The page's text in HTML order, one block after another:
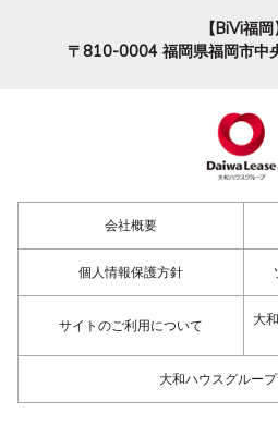
【BiVi福岡】
〒810-0004 福岡県福岡市中
会社概要
個人情報保護方針
サイトのご利用について
大
大和ハウスグルー